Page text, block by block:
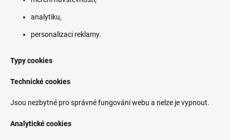
analytiku,
personalizaci reklamy.
Typy cookies
Technické cookies
Jsou nezbytné pro správné fungování webu a nelze je vypnout.
Analytické cookies